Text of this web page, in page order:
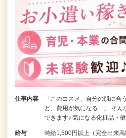
仕事内容
「このコスメ、自分の肌に合
ど、費用が気になる…」 そん
できます♪ 気になる化粧品・
給与
時給1,500円以上（完全出来